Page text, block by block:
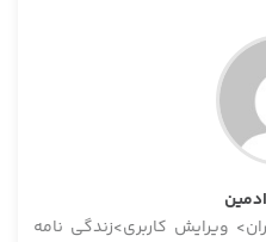
ویرایش کاربری>زندگی نامه